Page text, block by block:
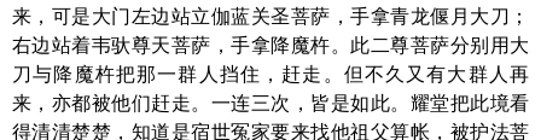
来，可是大门左边站立伽蓝关圣菩萨，手拿青龙偃月大刀；
右边站着韦驮尊天菩萨，手拿降魔杵。此二尊菩萨分别用大
刀与降魔杵把那一群人挡住，赶走。但不久又有大群人再
来，亦都被他们赶走。一连三次，皆是如此。耀堂把此境看
得清清楚楚，知道是宿世冤家要来找他祖父算帐，被护法菩